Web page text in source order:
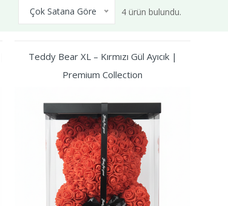
Çok Satana Göre 4 ürün bulundu.
Teddy Bear XL – Kırmızı Gül Ayıcık |
Premium Collection